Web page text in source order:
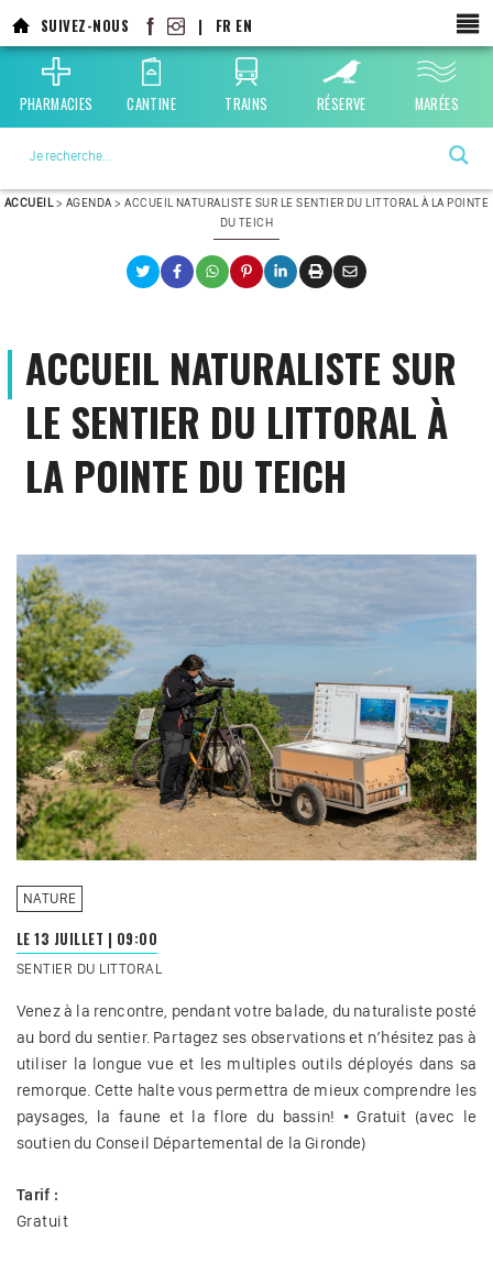
au
contenu
principal
SUIVEZ-NOUS | FR EN
PHARMACIES CANTINE TRAINS RÉSERVE MARÉES
ACCUEIL> AGENDA >ACCUEIL NATURALISTE SUR LE SENTIER DU LITTORAL À LA POINTE
DU TEICH
ACCUEIL NATURALISTE SUR
LE SENTIER DU LITTORAL À
LA POINTE DU TEICH
NATURE
LE 13 JUILLET | 09:00
SENTIER DU LITTORAL
Venez à la rencontre, pendant votre balade, du naturaliste posté
au bord du sentier. Partagez ses observations et n’hésitez pas à
utiliser la longue vue et les multiples outils déployés dans sa
remorque. Cette halte vous permettra de mieux comprendre les
paysages, la faune et la flore du bassin! • Gratuit (avec le
soutien du Conseil Départemental de la Gironde)
Tarif :
Gratuit